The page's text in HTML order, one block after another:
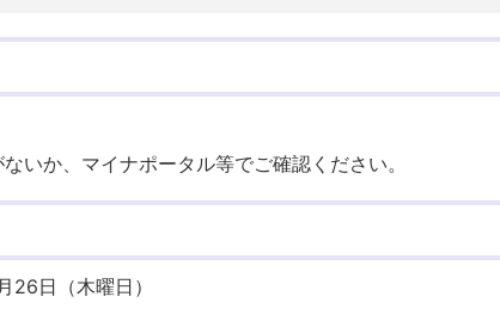
いか、マイナポータル等でご確認ください。
日（木曜日）